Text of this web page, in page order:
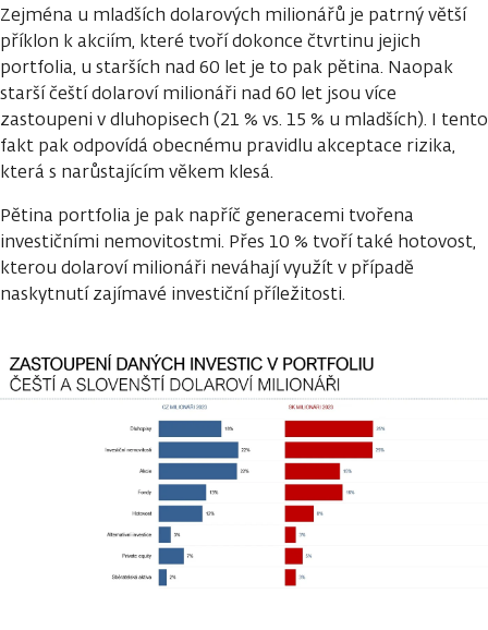
Zejména u mladších dolarových milionářů je patrný větší
příklon k akciím, které tvoří dokonce čtvrtinu jejich
portfolia, u starších nad 60 let je to pak pětina. Naopak
starší čeští dolaroví milionáři nad 60 let jsou více
zastoupeni v dluhopisech (21 % vs. 15 % u mladších). I tento
fakt pak odpovídá obecnému pravidlu akceptace rizika,
která s narůstajícím věkem klesá.
Pětina portfolia je pak napříč generacemi tvořena
investičními nemovitostmi. Přes 10 % tvoří také hotovost,
kterou dolaroví milionáři neváhají využít v případě
naskytnutí zajímavé investiční příležitosti.